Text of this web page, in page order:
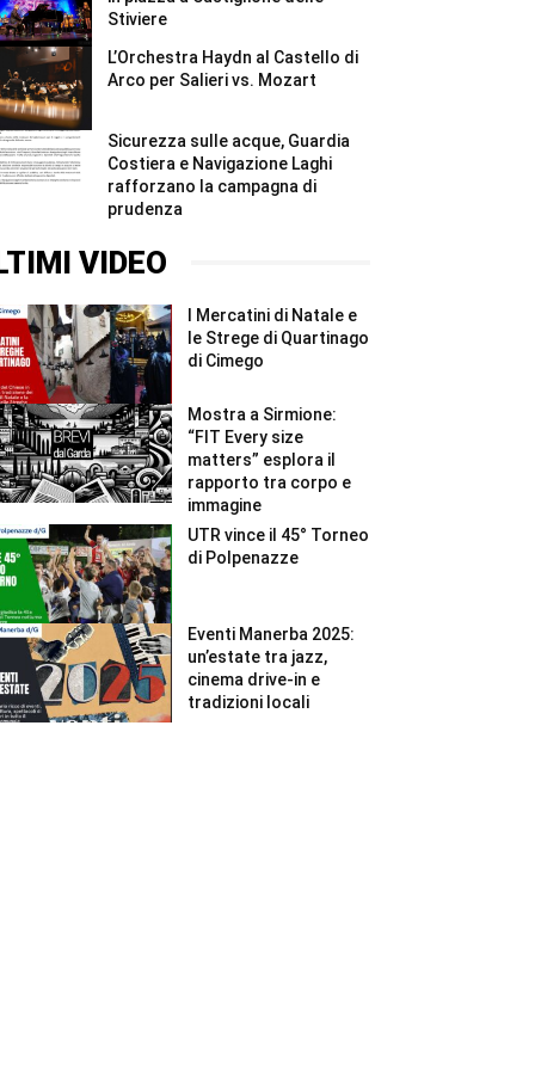
Stiviere
L’Orchestra Haydn al Castello di
Arco per Salieri vs. Mozart
Sicurezza sulle acque, Guardia
Costiera e Navigazione Laghi
rafforzano la campagna di
prudenza
VIDEO
I Mercatini di Natale e
le Strege di Quartinago
di Cimego
Mostra a Sirmione:
“FIT Every size
matters” esplora il
rapporto tra corpo e
immagine
UTR vince il 45° Torneo
di Polpenazze
Eventi Manerba 2025:
un’estate tra jazz,
cinema drive-in e
tradizioni locali